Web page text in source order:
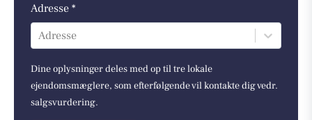
Adresse *
Adresse
Dine oplysninger deles med op til tre lokale
ejendomsmæglere, som efterfølgende vil kontakte dig vedr.
salgsvurdering.